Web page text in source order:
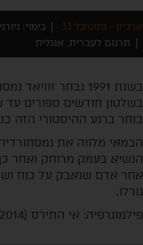
ארכיון - פסטיבל 33 בימוי:
תרגום לעברית, אנגלית
בשנת 1991 נבחר
בשלטון חודשים ספורים עד
בוחר ברגע ההיסטורי הזה
הבמאי מלווה את
הנשיא בעמק מרוחק ואחר
אחר אדם שנאבק על כוח
גורלו.
פילמוגרפיה: אי התירס (2014), הגדה האחרת (2009).